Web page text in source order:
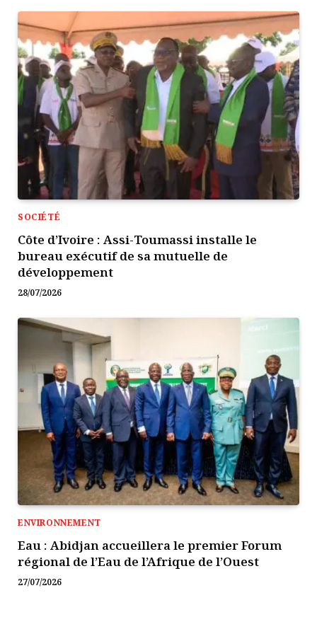
SOCIÉTÉ
Côte d’Ivoire : Assi-Toumassi installe le
bureau exécutif de sa mutuelle de
développement
28/07/2026
ENVIRONNEMENT
Eau : Abidjan accueillera le premier Forum
régional de l’Eau de l’Afrique de l’Ouest
27/07/2026